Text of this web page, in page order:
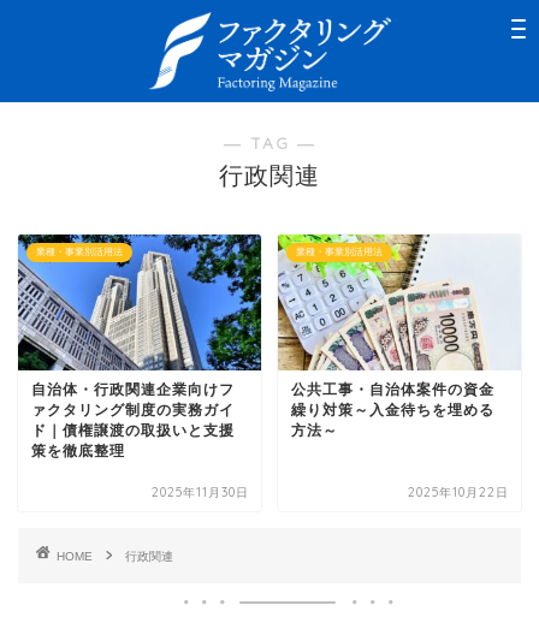
― TAG ―
行政関連
業種・事業別活用法
自治体・行政関連企業向けフ
ァクタリング制度の実務ガイ
ド｜債権譲渡の取扱いと支援
策を徹底整理
2025年11月30日
業種・事業別活用法
公共工事・自治体案件の資金
繰り対策～入金待ちを埋める
方法～
2025年10月22日
HOME 行政関連